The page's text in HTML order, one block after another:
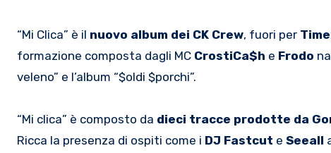
“Mi Clica” è il nuovo album dei CK Crew, fuori per
formazione composta dagli MC CrostiCa$h e Frodo
veleno” e l’album “$oldi $porchi”.
“Mi clica” è composto da dieci tracce prodotte da
Ricca la presenza di ospiti come i DJ Fastcut e Seeall